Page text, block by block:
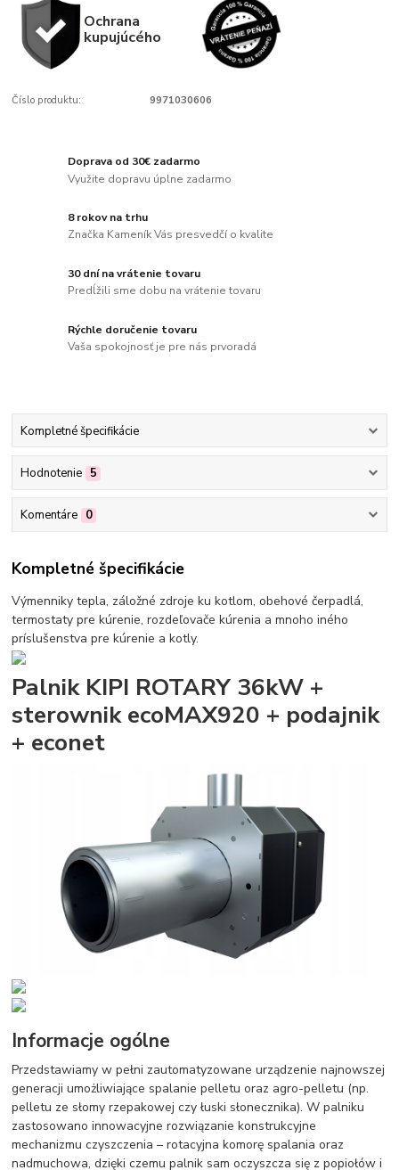
Ochrana
kupujúcého
Číslo produktu: 9971030606
Doprava od 30€ zadarmo
Využite dopravu úplne zadarmo
8 rokov na trhu
Značka Kameník Vás presvedčí o kvalite
30 dní na vrátenie tovaru
Predĺžili sme dobu na vrátenie tovaru
Rýchle doručenie tovaru
Vaša spokojnosť je pre nás prvoradá
Kompletné špecifikácie
Hodnotenie 5
Komentáre 0
Kompletné špecifikácie
Výmenniky tepla, záložné zdroje ku kotlom, obehové čerpadlá,
termostaty pre kúrenie, rozdeľovače kúrenia a mnoho iného
príslušenstva pre kúrenie a kotly.
Palnik KIPI ROTARY 36kW +
sterownik ecoMAX920 + podajnik
+ econet
Informacje ogólne
Przedstawiamy w pełni zautomatyzowane urządzenie najnowszej
generacji umożliwiające spalanie pelletu oraz agro-pelletu (np.
pelletu ze słomy rzepakowej czy łuski słonecznika). W palniku
zastosowano innowacyjne rozwiązanie konstrukcyjne
mechanizmu czyszczenia – rotacyjna komorę spalania oraz
nadmuchowa, dzięki czemu palnik sam oczyszcza się z popiołów i